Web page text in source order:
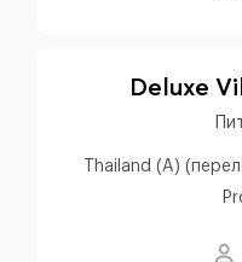
Deluxe
Thailand (A)